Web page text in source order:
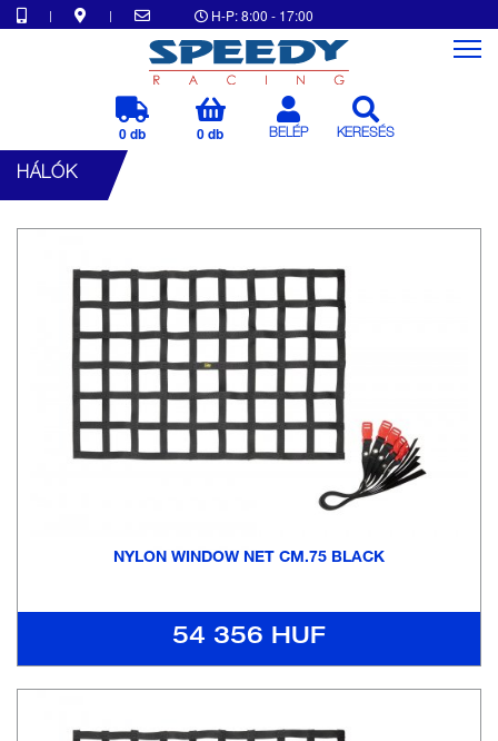
| | H-P: 8:00 - 17:00
0 db 0 db BELÉP KERESÉS
HÁLÓK
NYLON WINDOW NET CM.75 BLACK
54 356 HUF